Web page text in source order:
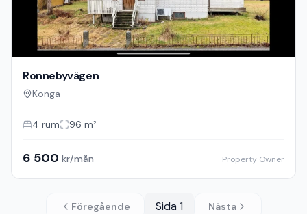
Ronnebyvägen
Konga
4 rum 96 m²
6 500 kr/mån Property Owner
Föregående Sida 1 Nästa